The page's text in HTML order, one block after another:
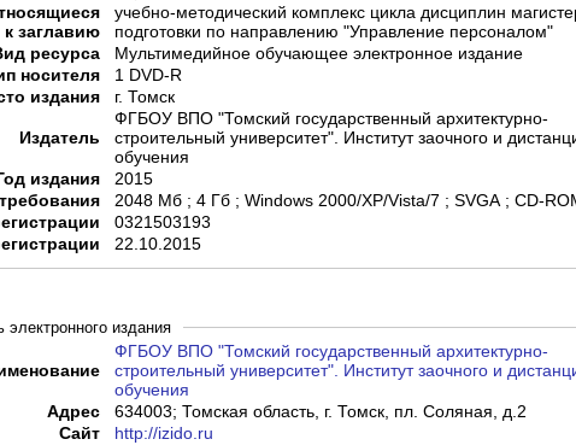
к заглавию
учебно-методический комплекс цикла дисциплин
подготовки по направлению "Управление персоналом"
ресурса
Мультимедийное обучающее электронное издание
носителя
1 DVD-R
издания
г. Томск
Издатель
ФГБОУ ВПО "Томский государственный архитектурно-
строительный университет". Институт заочного и
обучения
издания
2015
2048 Мб ; 4 Гб ; Windows 2000/XP/Vista/7 ; SVGA ; CD-
0321503193
22.10.2015
электронного издания
ФГБОУ ВПО "Томский государственный архитектурно-
строительный университет". Институт заочного и
обучения
Адрес
634003; Томская область, г. Томск, пл. Соляная, д.2
Сайт
http://izido.ru